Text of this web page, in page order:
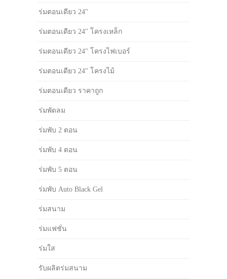
ร่มตอนเดียว 24"
ร่มตอนเดียว 24" โครงเหล็ก
ร่มตอนเดียว 24" โครงไฟเบอร์
ร่มตอนเดียว 24" โครงไม้
ร่มตอนเดียว ราคาถูก
ร่มพัดลม
ร่มพับ 2 ตอน
ร่มพับ 4 ตอน
ร่มพับ 5 ตอน
ร่มพับ Auto Black Gel
ร่มสนาม
ร่มแฟชั่น
ร่มใส
รับผลิตร่มสนาม